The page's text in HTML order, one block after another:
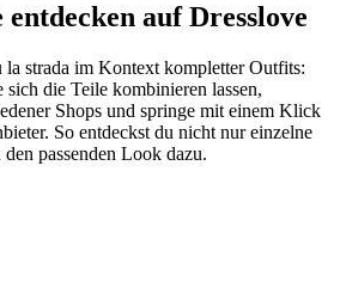
auf Dresslove
strada im Kontext kompletter Outfits:
die Teile kombinieren lassen,
Shops und springe mit einem Klick
So entdeckst du nicht nur einzelne
passenden Look dazu.